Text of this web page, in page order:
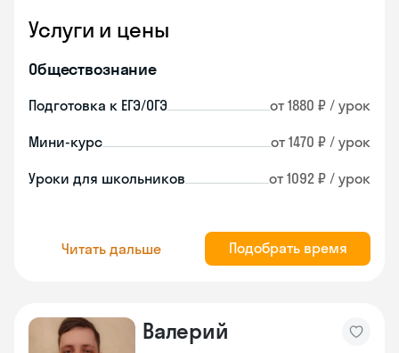
Услуги и цены
Обществознание
Подготовка к ЕГЭ/ОГЭ от 1880 ₽ / урок
Мини-курс от 1470 ₽ / урок
Уроки для школьников от 1092 ₽ / урок
Читать дальше Подобрать время
Валерий